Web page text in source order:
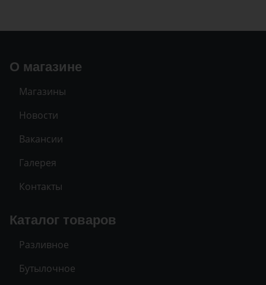
О магазине
Магазины
Новости
Вакансии
Галерея
Контакты
Каталог товаров
Разливное
Бутылочное